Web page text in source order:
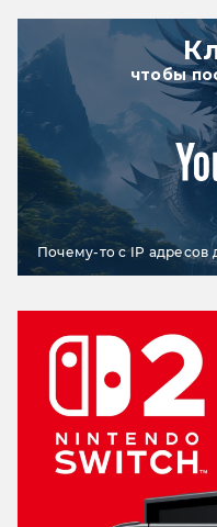
чтобы
Почему-то с IP адресов